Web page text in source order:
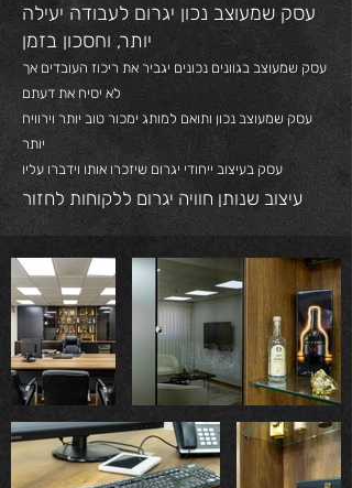
עסק שמעוצב נכון יגרום לעבודה יעילה
יותר, וחסכון בזמן
עסק שמעוצב בגוונים נכונים יגביר את ריכוז העובדים אך
לא יסיח את דעתם
עסק שמעוצב נכון ותואם למותג ימכור טוב יותר וירוויח
יותר
עסק בעיצוב ייחודי יגרום שיזכרו אותו וידברו עליו
עיצוב שנותן חוויה יגרום ללקוחות לחזור